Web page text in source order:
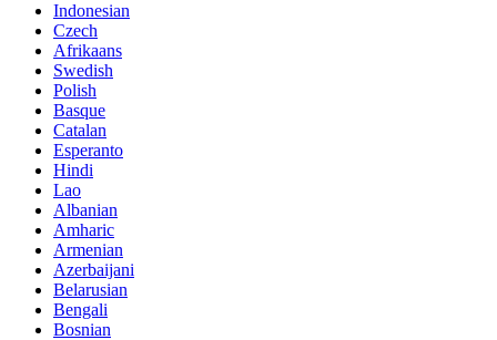
Indonesian
Czech
Afrikaans
Swedish
Polish
Basque
Catalan
Esperanto
Hindi
Lao
Albanian
Amharic
Armenian
Azerbaijani
Belarusian
Bengali
Bosnian